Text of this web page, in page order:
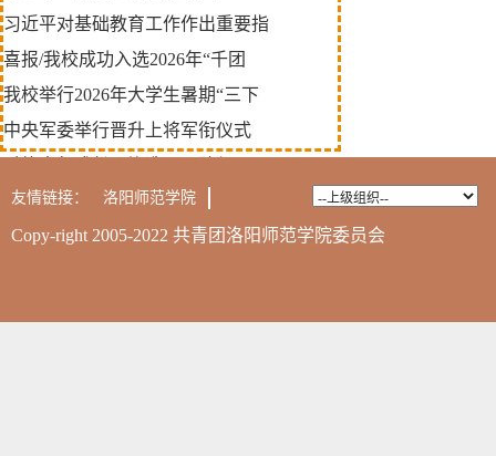
习近平对基础教育工作作出重要指
喜报/我校成功入选2026年“千团
我校举行2026年大学生暑期“三下
中央军委举行晋升上将军衔仪式
友情链接： 洛阳师范学院
Copy-right 2005-2022 共青团洛阳师范学院委员会